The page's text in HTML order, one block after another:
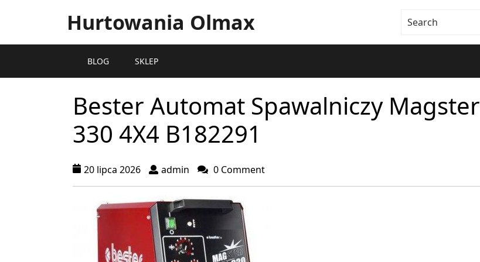
Hurtowania Olmax
BLOG SKLEP
Bester Automat Spawalniczy Magster
330 4X4 B182291
20 lipca 2026 admin 0 Comment